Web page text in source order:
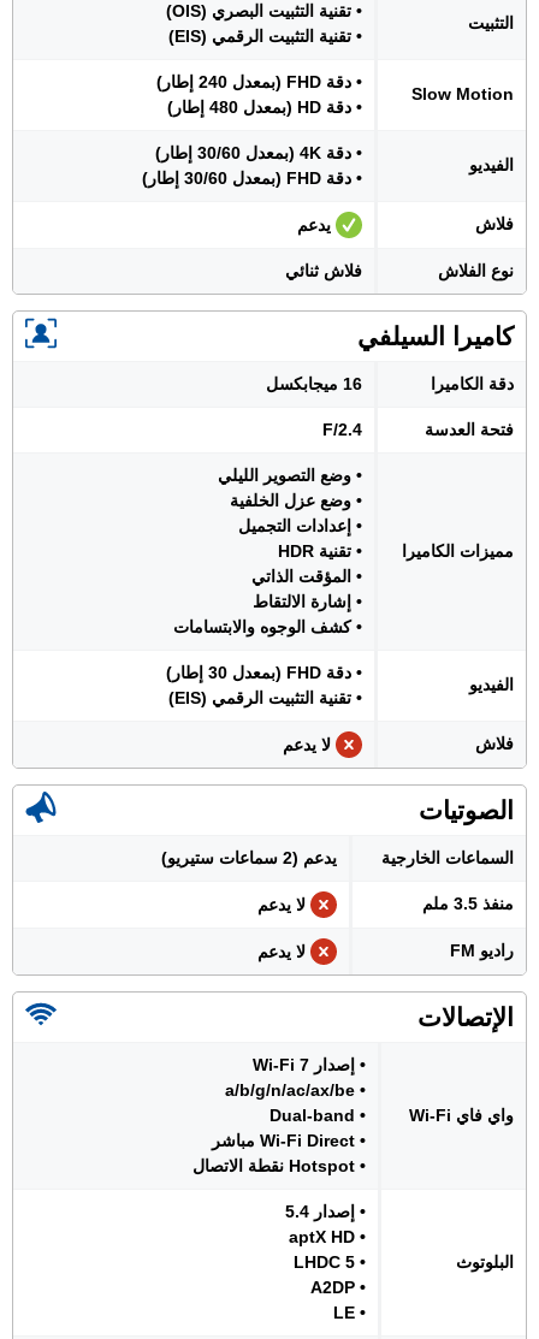
التثبيت
• تقنية التثبيت البصري (OIS)
• تقنية التثبيت الرقمي (EIS)
Slow Motion
• دقة FHD (بمعدل 240 إطار)
• دقة HD (بمعدل 480 إطار)
الفيديو
• دقة 4K (بمعدل 30/60 إطار)
• دقة FHD (بمعدل 30/60 إطار)
فلاش يدعم
نوع الفلاش فلاش ثنائي
كاميرا السيلفي
دقة الكاميرا 16 ميجابكسل
فتحة العدسة F/2.4
مميزات الكاميرا
• وضع التصوير الليلي
• وضع عزل الخلفية
• إعدادات التجميل
• تقنية HDR
• المؤقت الذاتي
• إشارة الالتقاط
• كشف الوجوه والابتسامات
الفيديو
• دقة FHD (بمعدل 30 إطار)
• تقنية التثبيت الرقمي (EIS)
فلاش لا يدعم
الصوتيات
السماعات الخارجية يدعم (2 سماعات ستيريو)
منفذ 3.5 ملم لا يدعم
راديو FM لا يدعم
الإتصالات
واي فاي Wi-Fi
• إصدار Wi-Fi 7
• a/b/g/n/ac/ax/be
• Dual-band
• Wi-Fi Direct مباشر
• Hotspot نقطة الاتصال
البلوتوث
• إصدار 5.4
• aptX HD
• LHDC 5
• A2DP
• LE